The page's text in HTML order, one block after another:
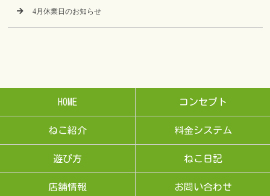
4月休業日のお知らせ
HOME コンセプト
ねこ紹介 料金システム
遊び方 ねこ日記
店舗情報 お問い合わせ